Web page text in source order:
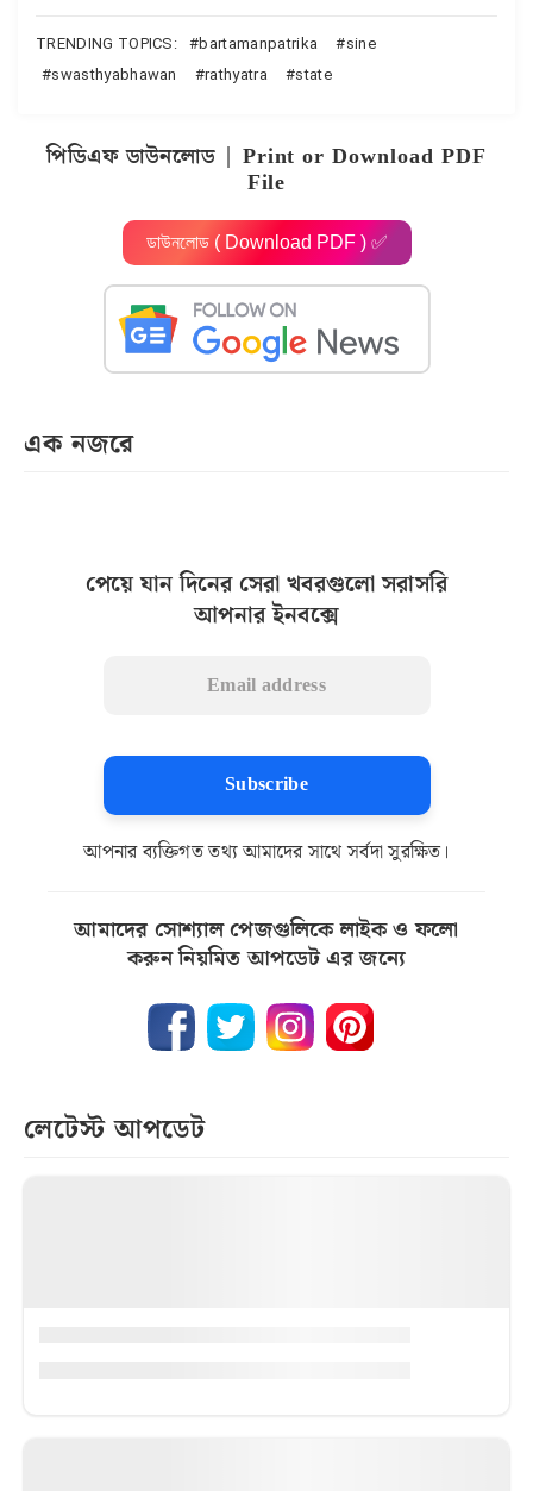
TRENDING TOPICS: bartamanpatrika
sine
swasthyabhawan
rathyatra state
পিডিএফ ডাউনলোড | Print or Download PDF
File
ডাউনলোড ( Download PDF ) ✅
এক নজরে
পেয়ে যান দিনের সেরা খবরগুলো সরাসরি
আপনার ইনবক্সে
Subscribe
আপনার ব্যক্তিগত তথ্য আমাদের সাথে সর্বদা সুরক্ষিত।
আমাদের সোশ্যাল পেজগুলিকে লাইক ও ফলো
করুন নিয়মিত আপডেট এর জন্যে
লেটেস্ট আপডেট